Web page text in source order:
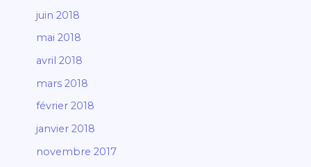
juin 2018
mai 2018
avril 2018
mars 2018
février 2018
janvier 2018
novembre 2017